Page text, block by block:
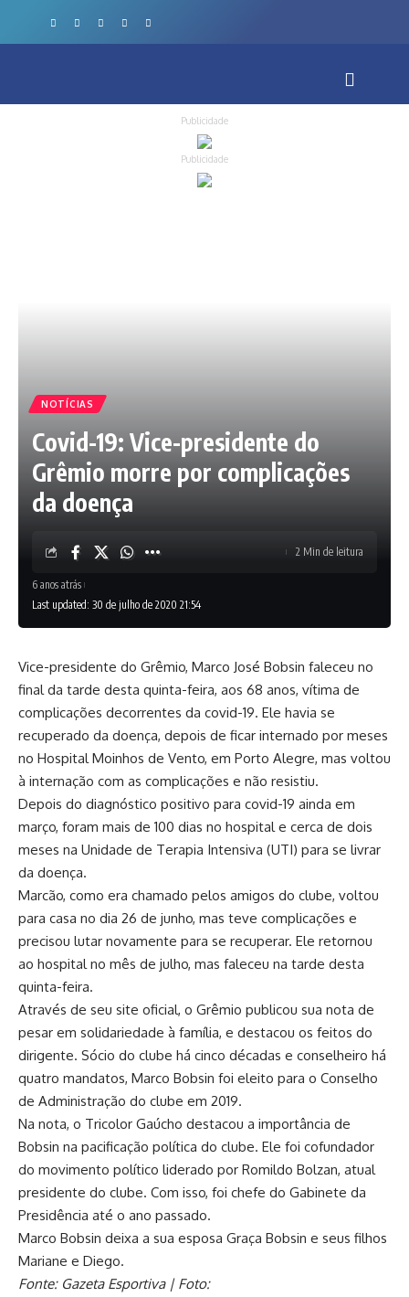
Publicidade
Publicidade
NOTÍCIAS
Covid-19: Vice-presidente do
Grêmio morre por complicações
da doença
Last updated: 30 de julho de 2020 21:54
6 anos atrás
2 Min de leitura
Vice-presidente do Grêmio, Marco José Bobsin faleceu no
final da tarde desta quinta-feira, aos 68 anos, vítima de
complicações decorrentes da covid-19. Ele havia se
recuperado da doença, depois de ficar internado por meses
no Hospital Moinhos de Vento, em Porto Alegre, mas voltou
à internação com as complicações e não resistiu.
Depois do diagnóstico positivo para covid-19 ainda em
março, foram mais de 100 dias no hospital e cerca de dois
meses na Unidade de Terapia Intensiva (UTI) para se livrar
da doença.
Marcão, como era chamado pelos amigos do clube, voltou
para casa no dia 26 de junho, mas teve complicações e
precisou lutar novamente para se recuperar. Ele retornou
ao hospital no mês de julho, mas faleceu na tarde desta
quinta-feira.
Através de seu site oficial, o Grêmio publicou sua nota de
pesar em solidariedade à família, e destacou os feitos do
dirigente. Sócio do clube há cinco décadas e conselheiro há
quatro mandatos, Marco Bobsin foi eleito para o Conselho
de Administração do clube em 2019.
Na nota, o Tricolor Gaúcho destacou a importância de
Bobsin na pacificação política do clube. Ele foi cofundador
do movimento político liderado por Romildo Bolzan, atual
presidente do clube. Com isso, foi chefe do Gabinete da
Presidência até o ano passado.
Marco Bobsin deixa a sua esposa Graça Bobsin e seus filhos
Mariane e Diego.
Fonte: Gazeta Esportiva | Foto: